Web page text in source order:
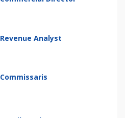
Revenue Analyst
Commissaris